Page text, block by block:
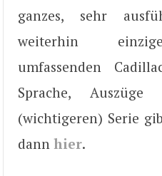
ganzes, sehr
weiterhin
umfassenden
Sprache,
(wichtigeren) Serie
dann hier.